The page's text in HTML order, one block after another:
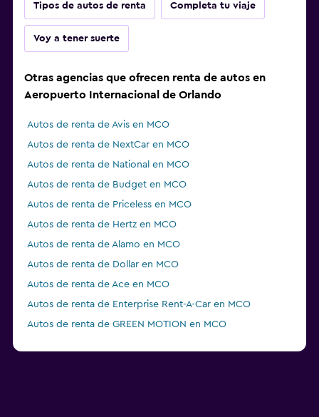
Tipos de autos de renta Completa tu viaje
Voy a tener suerte
Otras agencias que ofrecen renta de autos en
Aeropuerto Internacional de Orlando
Autos de renta de Avis en MCO
Autos de renta de NextCar en MCO
Autos de renta de National en MCO
Autos de renta de Budget en MCO
Autos de renta de Priceless en MCO
Autos de renta de Hertz en MCO
Autos de renta de Alamo en MCO
Autos de renta de Dollar en MCO
Autos de renta de Ace en MCO
Autos de renta de Enterprise Rent-A-Car en MCO
Autos de renta de GREEN MOTION en MCO